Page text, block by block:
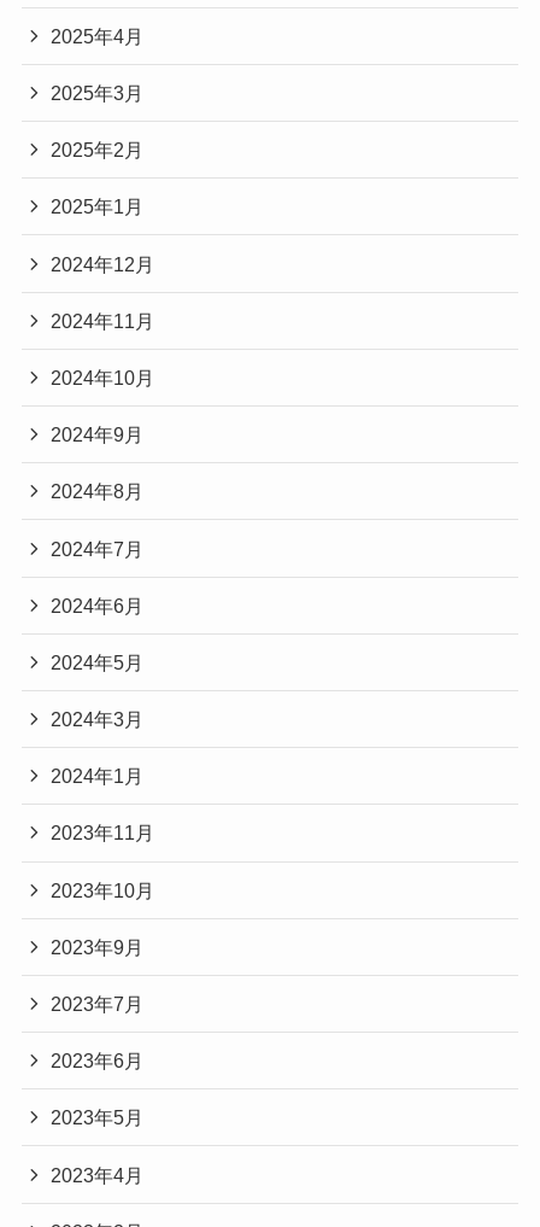
2025年4月
2025年3月
2025年2月
2025年1月
2024年12月
2024年11月
2024年10月
2024年9月
2024年8月
2024年7月
2024年6月
2024年5月
2024年3月
2024年1月
2023年11月
2023年10月
2023年9月
2023年7月
2023年6月
2023年5月
2023年4月